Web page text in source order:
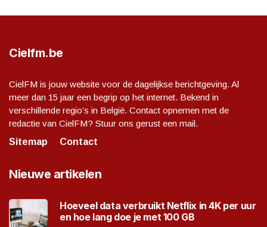
Cielfm.be
CielFM is jouw website voor de dagelijkse berichtgeving. Al
meer dan 15 jaar een begrip op het internet. Bekend in
verschillende regio’s in België. Contact opnemen met de
redactie van CielFM? Stuur ons gerust een mail.
Sitemap
Contact
Nieuwe artikelen
Hoeveel data verbruikt Netflix in 4K per uur
en hoe lang doe je met 100 GB